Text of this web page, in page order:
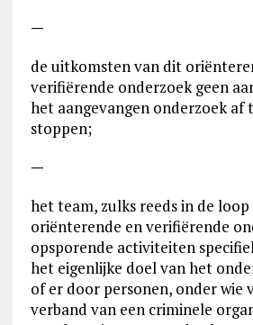
—
de uitkomsten van dit
verifiërende onderzoek geen
het aangevangen onderzoek af
stoppen;
—
het team, zulks reeds in de
oriënterende en verifiërende
opsporende activiteiten
het eigenlijke doel van het
of er door personen, onder wie
verband van een criminele